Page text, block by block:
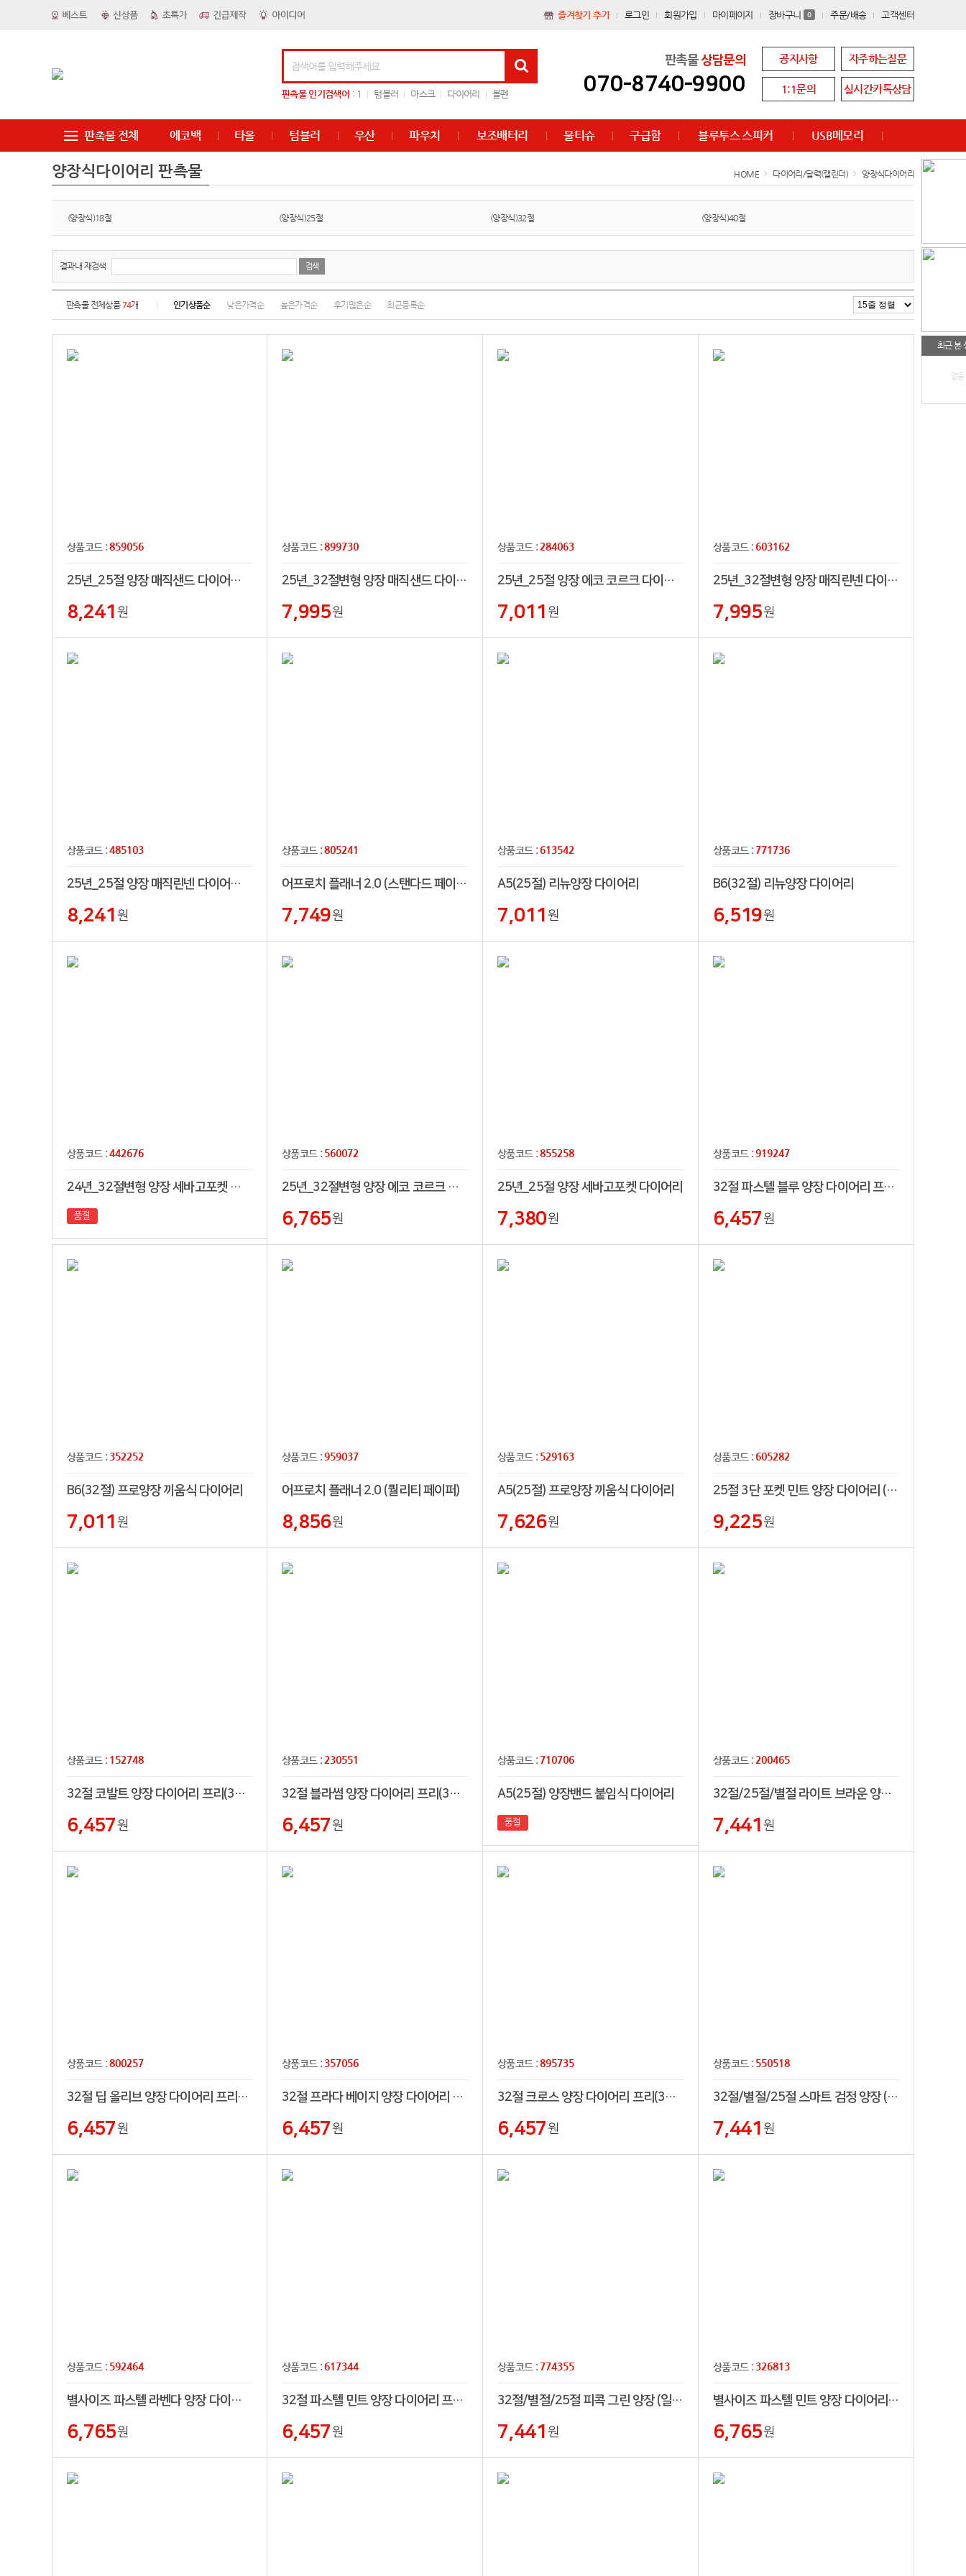
즐겨찾기 추가 로그인 회원가입 마이페이지 장바구니 0 주문/배송 고객센터
판촉물인기검색어 : 1 텀블러 마스크 다이어리 볼펜
판촉물상담문의
070-8740-9900
공지사항 자주하는질문
1:1문의 실시간카톡상담
판촉물 전체 에코백 타올 텀블러 우산 파우치 보조배터리 물티슈 구급함 블루투스 스피커 USB메모리
최근 본
없음
양장식다이어리 판촉물 HOME 다이어리/달력(캘린더) 양장식다이어리
(양장식)18절 (양장식)25절 (양장식)32절 (양장식)40절
결과내 재검색
판촉물 전체상품74개 인기상품순 낮은가격순 높은가격순 후기많은순 최근등록순
상품코드 :859056
25년_25절 양장 매직샌드 다이어리[특허제품]
8,241 원
상품코드 :899730
25년_32절변형 양장 매직샌드 다이어리[특허제품]
7,995원
상품코드 :284063
25년_25절 양장 에코 코르크 다이어리[친환경]
7,011 원
상품코드 :603162
25년_32절변형 양장 매직린넨 다이어리[특허제품]
7,995원
상품코드 :485103
25년_25절 양장 매직린넨 다이어리[특허제품]
8,241 원
상품코드 :805241
어프로치 플래너 2.0 (스탠다드 페이퍼)
7,749원
상품코드 :613542
A5(25절) 리뉴양장 다이어리
7,011 원
상품코드 :771736
B6(32절) 리뉴양장 다이어리
6,519원
상품코드 :442676
24년_32절변형 양장 세바고포켓 다이어리
품절
상품코드 : 560072
25년_32절변형 양장 에코 코르크 다이어리[친환경]
6,765원
상품코드 :855258
25년_25절 양장 세바고포켓 다이어리
7,380원
상품코드 :919247
32절 파스텔 블루 양장 다이어리 프리(32절,25절,프리)
6,457원
상품코드 : 352252
B6(32절) 프로양장 끼움식 다이어리
7,011 원
상품코드 :959037
어프로치 플래너 2.0 (퀄리티 페이퍼)
8,856원
상품코드 : 529163
A5(25절) 프로양장 끼움식 다이어리
7,626원
상품코드 :605282
25절 3단 포켓 민트 양장 다이어리 (프리)
9,225원
상품코드 : 152748
32절 코발트 양장 다이어리 프리(32절,25절,프리)
6,457원
상품코드 :230551
32절 블라썸 양장 다이어리 프리(32절,25절,프리)
6,457원
상품코드 :710706
A5(25절) 양장밴드 붙임식 다이어리
품절
상품코드 :200465
32절/25절/별절 라이트 브라운 양장 (일체형) 다이어리
7,441 원
상품코드 :800257
32절 딥 올리브 양장 다이어리 프리(32절,25절,프리)
6,457원
상품코드 : 357056
32절 프라다 베이지 양장 다이어리 프리(32절,25절,프리)
6,457원
상품코드 :895735
32절 크로스 양장 다이어리 프리(32절,25절,프리)
6,457원
상품코드 : 550518
32절/별절/25절 스마트 검정 양장 (일체형)다이어리
7,441 원
상품코드 : 592464
별사이즈 파스텔 라벤다 양장 다이어리 (프리)
6,765원
상품코드 :617344
32절 파스텔 민트 양장 다이어리 프리(32절,25절,프리)
6,457원
상품코드 :774355
32절/별절/25절 피콕 그린 양장 (일체형) 다이어리
7,441 원
상품코드 : 326813
별사이즈 파스텔 민트 양장 다이어리 (프리)
6,765원